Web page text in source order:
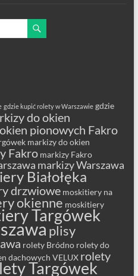
gdzie kupić rolety w Warszawie gdzie
do okien
pionowych Fakro
markizy do okien
Fakro markizy Fakro
markizy Warszawa
Białołęka
drzwiowe moskitiery na
okienne moskitiery
Targówek
plisy
rolety Bródno rolety do
dachowych VELUX rolety
Targówek